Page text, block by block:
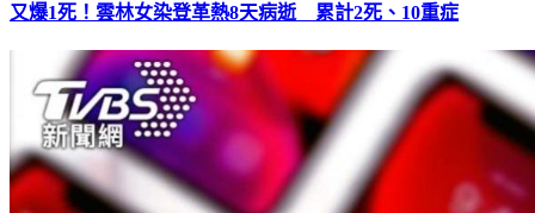
又爆1死！雲林女染登革熱8天病逝 累計2死、10重症